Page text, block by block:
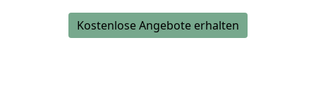
Kostenlose Angebote erhalten